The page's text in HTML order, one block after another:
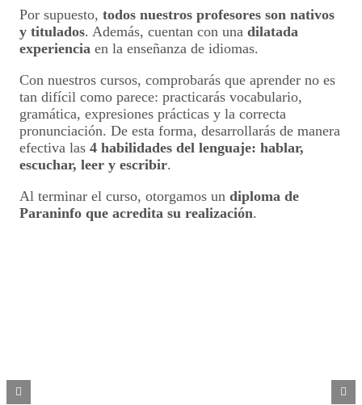
Por supuesto, todos nuestros profesores son nativos
y titulados. Además, cuentan con una dilatada
experiencia en la enseñanza de idiomas.
Con nuestros cursos, comprobarás que aprender no es
tan difícil como parece: practicarás vocabulario,
gramática, expresiones prácticas y la correcta
pronunciación. De esta forma, desarrollarás de manera
efectiva las 4 habilidades del lenguaje: hablar,
escuchar, leer y escribir.
Al terminar el curso, otorgamos un diploma de
Paraninfo que acredita su realización.